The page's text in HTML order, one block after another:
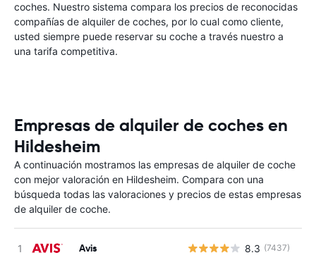
coches. Nuestro sistema compara los precios de reconocidas
compañías de alquiler de coches, por lo cual como cliente,
usted siempre puede reservar su coche a través nuestro a
una tarifa competitiva.
Empresas de alquiler de coches en
Hildesheim
A continuación mostramos las empresas de alquiler de coche
con mejor valoración en Hildesheim. Compara con una
búsqueda todas las valoraciones y precios de estas empresas
de alquiler de coche.
Avis 8.3 (7437)